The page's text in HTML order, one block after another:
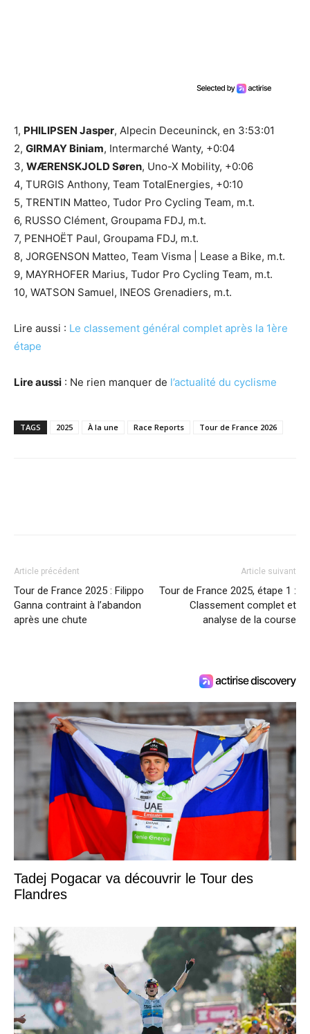
1, PHILIPSEN Jasper, Alpecin Deceuninck, en 3:53:01
2, GIRMAY Biniam, Intermarché Wanty, +0:04
3, WÆRENSKJOLD Søren, Uno-X Mobility, +0:06
4, TURGIS Anthony, Team TotalEnergies, +0:10
5, TRENTIN Matteo, Tudor Pro Cycling Team, m.t.
6, RUSSO Clément, Groupama FDJ, m.t.
7, PENHOËT Paul, Groupama FDJ, m.t.
8, JORGENSON Matteo, Team Visma | Lease a Bike, m.t.
9, MAYRHOFER Marius, Tudor Pro Cycling Team, m.t.
10, WATSON Samuel, INEOS Grenadiers, m.t.
Lire aussi : Le classement général complet après la 1ère
étape
Lire aussi : Ne rien manquer de l’actualité du cyclisme
TAGS 2025 À la une Race Reports Tour de France 2026
Article précédent
Tour de France 2025 : Filippo
Ganna contraint à l’abandon
après une chute
Article suivant
Tour de France 2025, étape 1 :
Classement complet et
analyse de la course
Tadej Pogacar va découvrir le Tour des
Flandres